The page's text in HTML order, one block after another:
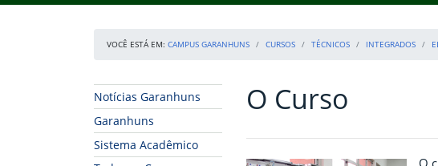
VOCÊ ESTÁ EM: CAMPUS GARANHUNS CURSOS TÉCNICOS INTEGRADOS
Início da navegação
Notícias Garanhuns
Garanhuns
Sistema Acadêmico
Início do conteúdo
O Curso
O